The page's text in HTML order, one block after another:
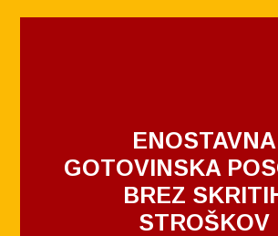
ENOSTAVNA
GOTOVINSKA
BREZ
STROŠKOV